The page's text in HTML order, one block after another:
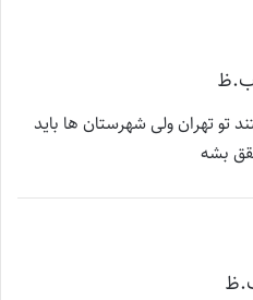
تهران ولی شهرستان ها باید
بشه